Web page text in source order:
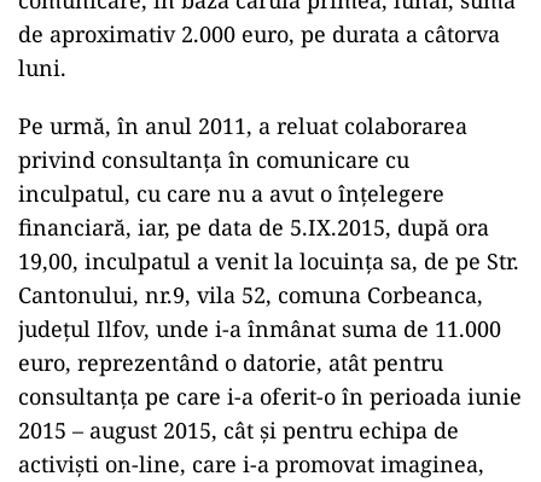
de aproximativ 2.000 euro, pe durata a câtorva
luni.
Pe urmă, în anul 2011, a reluat colaborarea
privind consultanța în comunicare cu
inculpatul, cu care nu a avut o înțelegere
financiară, iar, pe data de 5.IX.2015, după ora
19,00, inculpatul a venit la locuința sa, de pe Str.
Cantonului, nr.9, vila 52, comuna Corbeanca,
județul Ilfov, unde i-a înmânat suma de 11.000
euro, reprezentând o datorie, atât pentru
consultanța pe care i-a oferit-o în perioada iunie
2015 – august 2015, cât și pentru echipa de
activiști on-line, care i-a promovat imaginea,